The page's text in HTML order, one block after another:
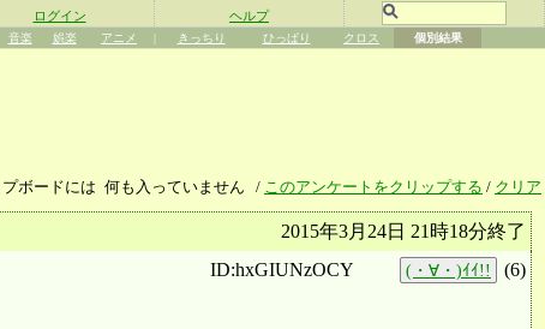
ログイン ヘルプ
音楽 娯楽 アニメ | きっちり ひっぱり クロス 個別結果
ボードには 何も入っていません / このアンケートをクリップする / クリア
2015年3月24日 21時18分終了
ID:hxGIUNzOCY
(・∀・)ｲｲ!! (6)